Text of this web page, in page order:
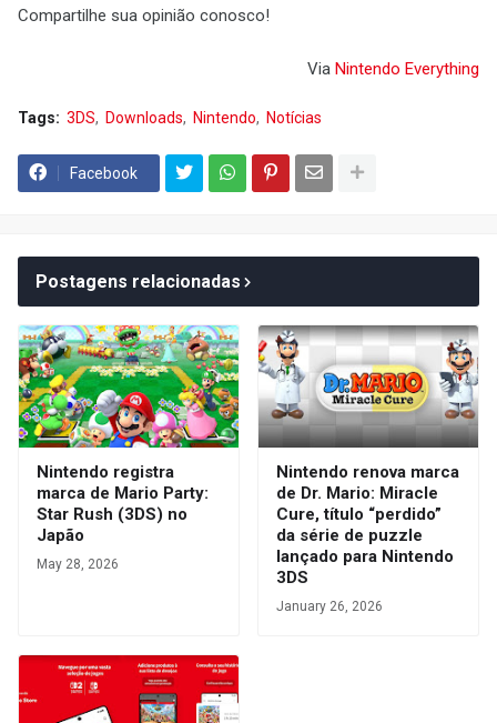
Compartilhe sua opinião conosco!
Via Nintendo Everything
Tags: 3DS Downloads Nintendo Notícias
Facebook
Postagens relacionadas
Nintendo registra
marca de Mario Party:
Star Rush (3DS) no
Japão
May 28, 2026
Nintendo renova marca
de Dr. Mario: Miracle
Cure, título “perdido”
da série de puzzle
lançado para Nintendo
3DS
January 26, 2026